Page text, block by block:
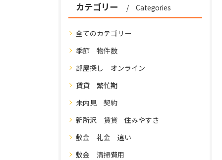
カテゴリー Categories
全てのカテゴリー
季節 物件数
部屋探し オンライン
賃貸 繁忙期
未内見 契約
新所沢 賃貸 住みやすさ
敷金 礼金 違い
敷金 清掃費用